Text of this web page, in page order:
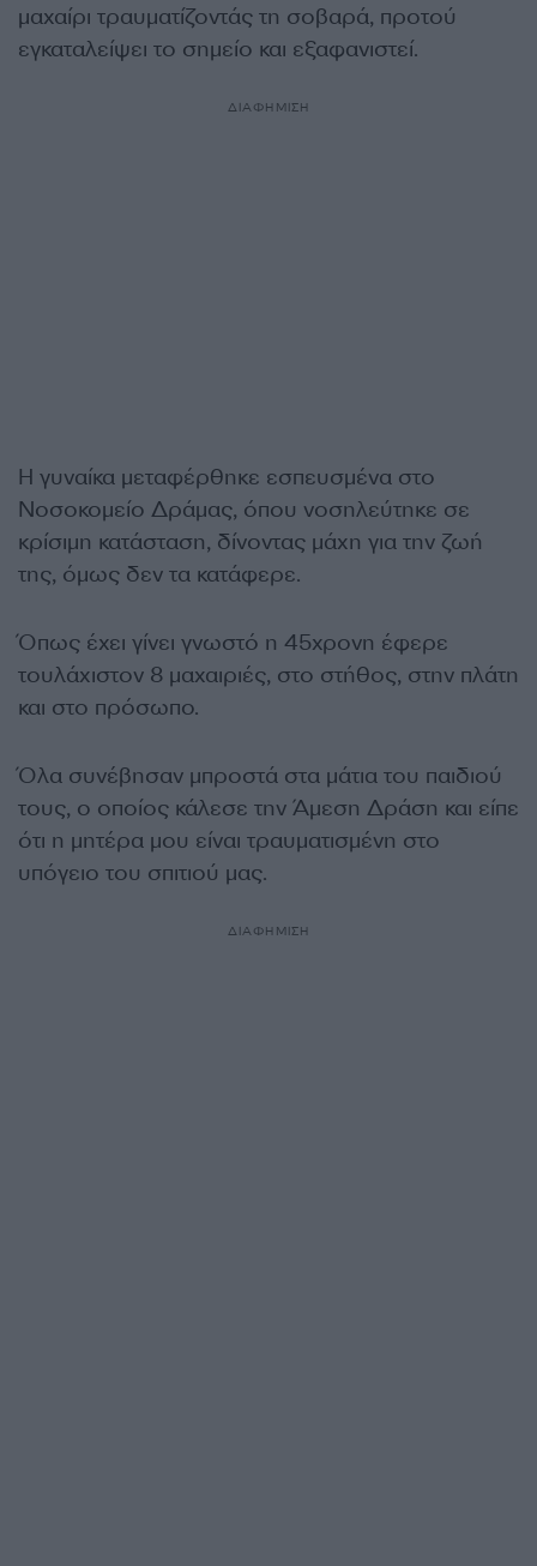
μαχαίρι τραυματίζοντάς τη σοβαρά, προτού
εγκαταλείψει το σημείο και εξαφανιστεί.
ΔΙΑΦΗΜΙΣΗ
Η γυναίκα μεταφέρθηκε εσπευσμένα στο
Νοσοκομείο Δράμας, όπου νοσηλεύτηκε σε
κρίσιμη κατάσταση, δίνοντας μάχη για την ζωή
της, όμως δεν τα κατάφερε.
Όπως έχει γίνει γνωστό η 45χρονη έφερε
τουλάχιστον 8 μαχαιριές, στο στήθος, στην πλάτη
και στο πρόσωπο.
Όλα συνέβησαν μπροστά στα μάτια του παιδιού
τους, ο οποίος κάλεσε την Άμεση Δράση και είπε
ότι η μητέρα μου είναι τραυματισμένη στο
υπόγειο του σπιτιού μας.
ΔΙΑΦΗΜΙΣΗ